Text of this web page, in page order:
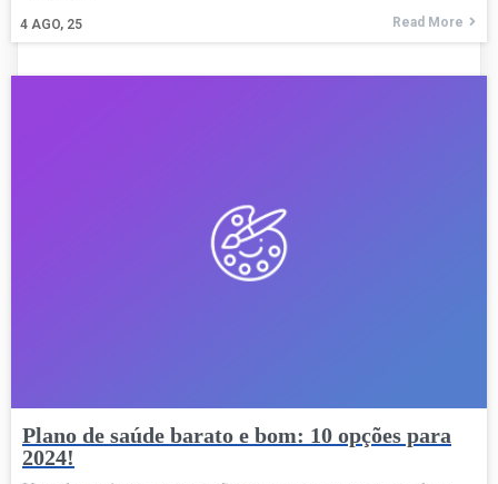
4 AGO, 25 Read More
Plano de saúde barato e bom: 10 opções para
2024!